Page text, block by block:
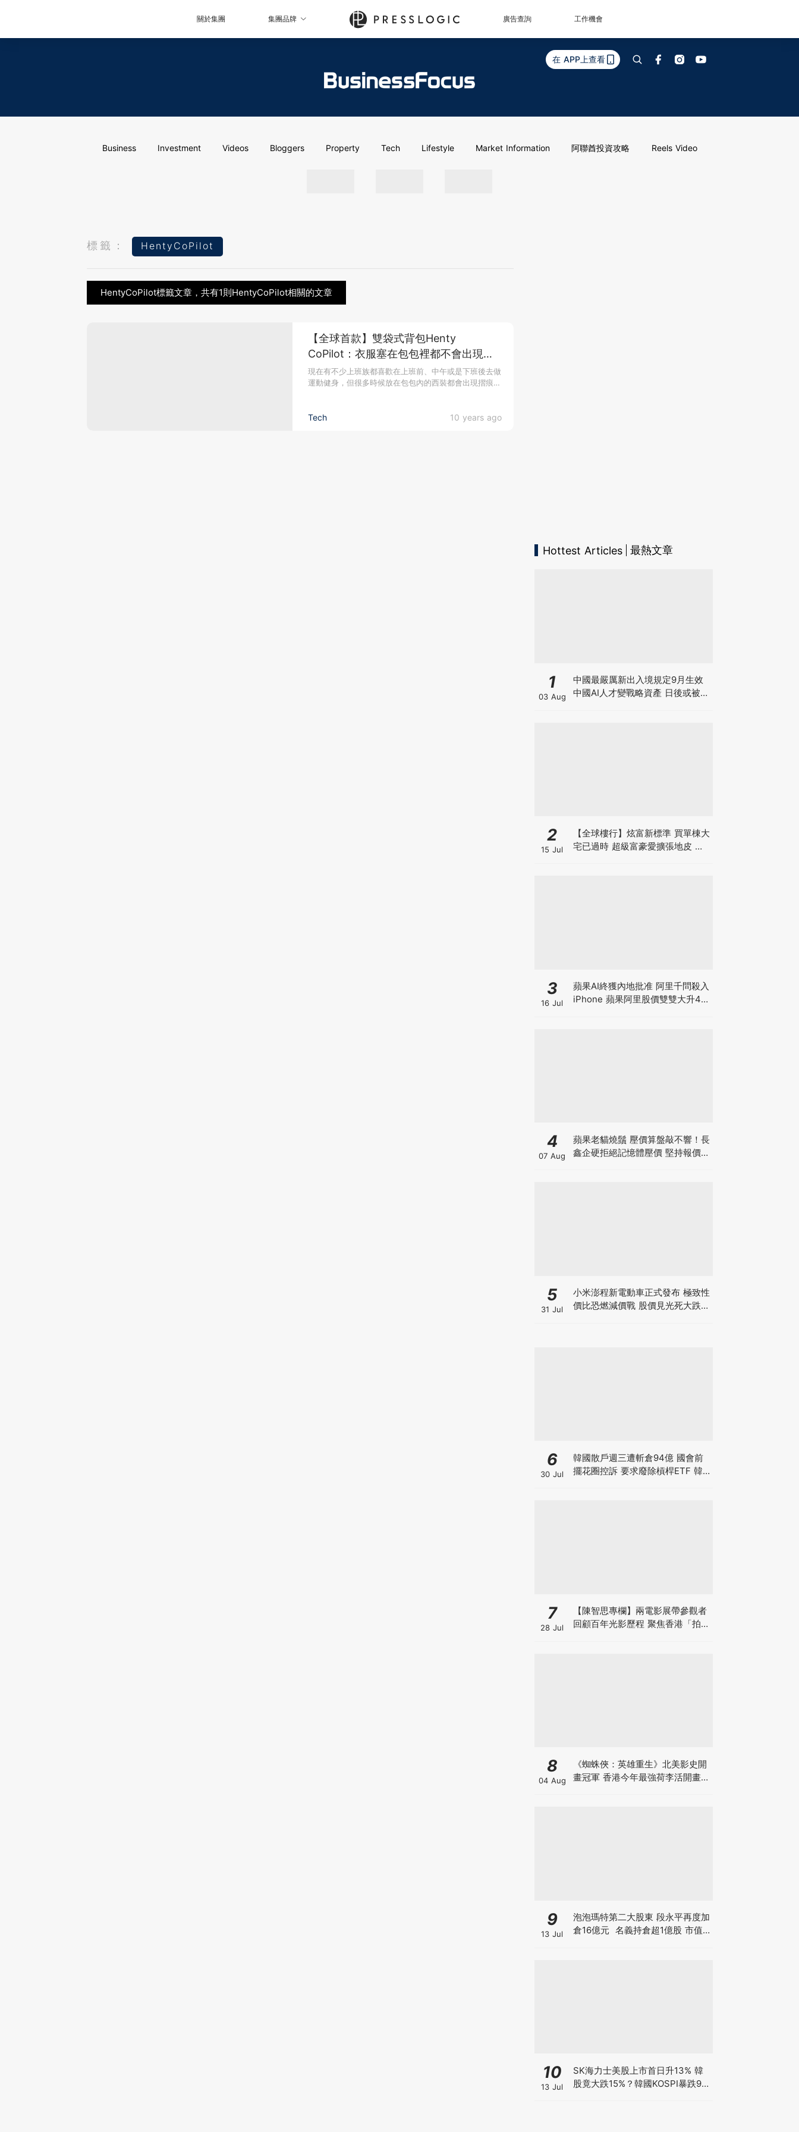
關於集團 集團品牌 廣告查詢 工作機會
在 APP上查看
Business Investment Videos Bloggers Property Tech Lifestyle Market Information 阿聯酋投資攻略 Reels Video
標籤： HentyCoPilot
HentyCoPilot標籤文章，共有1則HentyCoPilot相關的文章
Tech 10 years ago
【全球首款】雙袋式背包Henty
CoPilot：衣服塞在包包裡都不會出現摺
痕
現在有不少上班族都喜歡在上班前、中午或是下班後去做
運動健身，但很多時候放在包包內的西裝都會出現摺痕。
Hottest Articles 最熱文章
1
03 Aug
中國最嚴厲新出入境規定9月生效
中國AI人才變戰略資產 日後或被嚴
2
15 Jul
【全球樓行】炫富新標準 買單棟大
宅已過時 超級富豪愛擴張地皮 建
3
16 Jul
蘋果AI終獲內地批准 阿里千問殺入
iPhone 蘋果阿里股價雙雙大升4%
4
07 Aug
蘋果老貓燒鬚 壓價算盤敲不響！長
鑫企硬拒絕記憶體壓價 堅持報價不
5
31 Jul
小米澎程新電動車正式發布 極致性
價比恐燃減價戰 股價見光死大跌
6
30 Jul
韓國散戶週三遭斬倉94億 國會前
擺花圈控訴 要求廢除槓桿ETF 韓
7
28 Jul
【陳智思專欄】兩電影展帶參觀者
回顧百年光影歷程 聚焦香港「拍住
8
04 Aug
《蜘蛛俠：英雄重生》北美影史開
畫冠軍 香港今年最強荷李活開畫
9
13 Jul
泡泡瑪特第二大股東 段永平再度加
倉16億元 名義持倉超1億股 市值
10
13 Jul
SK海力士美股上市首日升13% 韓
股竟大跌15%？韓國KOSPI暴跌9%